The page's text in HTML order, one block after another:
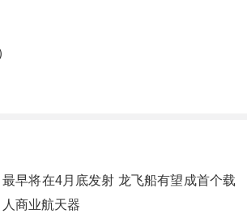
最早将在4月底发射 龙飞船有望成首个载
人商业航天器